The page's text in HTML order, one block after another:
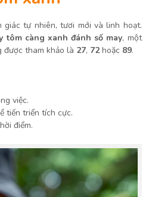
giác tự nhiên, tươi mới và linh hoạt.
tôm càng xanh đánh số may, một
được tham khảo là 27, 72hoặc 89.
việc.
tiến triển tích cực.
điểm.